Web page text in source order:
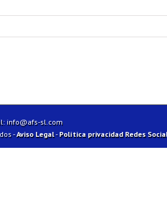
info@afs-sl.com
-Aviso Legal-Política privacidad Redes